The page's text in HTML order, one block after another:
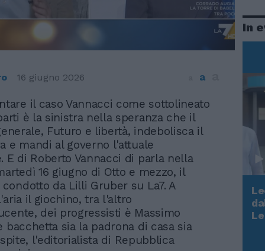
16 giugno 2026 a
il caso Vannacci come sottolineato
è la sinistra nella speranza che il
Futuro e libertà, indebolisca il
e mandi al governo l'attuale
E di Roberto Vannacci di parla nella
16 giugno di Otto e mezzo, il
da Lilli Gruber su La7. A
il giochino, tra l'altro
dei progressisti è Massimo
bacchetta sia la padrona di casa sia
l'editorialista di Repubblica
In
Rudy Giuliani a Come States?
Trump, Meloni e la strategia
americana